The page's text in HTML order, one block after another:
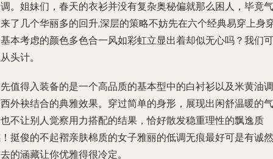
。姐妹们，春天的衣衫并没有复杂奥秘偏就那么困人，毕竟气
了几个华丽多的回升,深层的策略不妨先在六个经典易穿上身
本考虑的颜色多色合一风如彩虹立显出着却似无心吗？我们可
头计。
值得入装备的是一个高品质的基本型中的白衬衫以及米黄油调
外袂结合的典雅效果。穿过简单的身形，展现出闲舒温暖的气
不让别人觉察用力搭配的结果，恰好散发稳重理性的飘逸质
挺俊的不起褶亲肤棉质的女子雅丽的低调无痕最好可是有诚然
的涵藏让你优雅得很冷定。